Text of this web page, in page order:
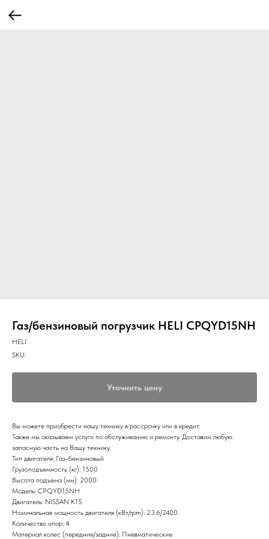
Газ/бензиновый погрузчик HELI CPQYD15NH
HELI
SKU:
Уточнить цену
Вы можете приобрести нашу технику в рассрочку или в кредит.
Также мы оказываем услуги по обслуживанию и ремонту. Доставим любую
запасную часть на Вашу технику.
Тип двигателя: Газ-бензиновый
Грузоподъемность (кг): 1500
Высота подъема (мм): 2000
Модель: CPQYD15NH
Двигатель: NISSAN K15
Номинальная мощность двигателя (кВт/rpm): 23.6/2400
Количество опор: 4
Материал колес (передние/задние): Пневматические